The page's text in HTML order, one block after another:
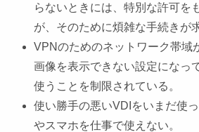
らないときには、特別な許可を
が、そのために煩雑な手続きが
VPNのためのネットワーク帯域
画像を表示できない設定になっ
使うことを制限されている。
使い勝手の悪いVDIをいまだ使
やスマホを仕事で使えない。